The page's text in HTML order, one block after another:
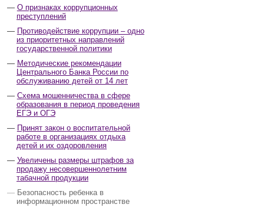
О признаках коррупционных
преступлений
Противодействие коррупции – одно
из приоритетных направлений
государственной политики
Методические рекомендации
Центрального Банка России по
обслуживанию детей от 14 лет
Схема мошенничества в сфере
образования в период проведения
ЕГЭ и ОГЭ
Принят закон о воспитательной
работе в организациях отдыха
детей и их оздоровления
Увеличены размеры штрафов за
продажу несовершеннолетним
табачной продукции
Безопасность ребенка в
информационном пространстве